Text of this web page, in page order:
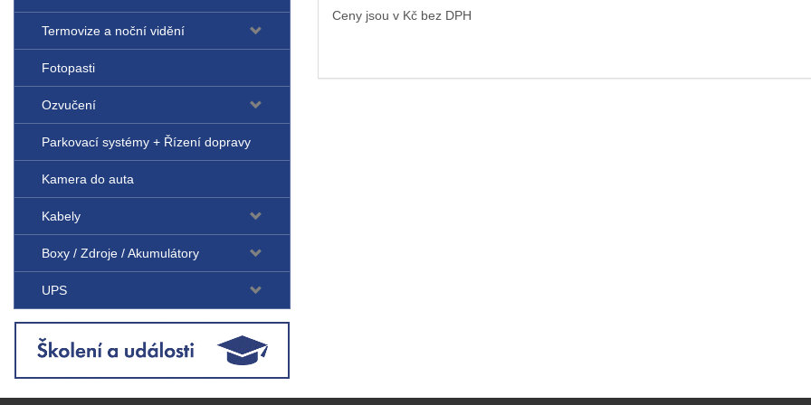
Termovize a noční vidění
Fotopasti
Ozvučení
Parkovací systémy + Řízení dopravy
Kamera do auta
Kabely
Boxy / Zdroje / Akumulátory
UPS
Ceny jsou v Kč bez DPH